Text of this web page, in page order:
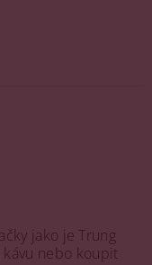
jako je Trung
kávu nebo koupit